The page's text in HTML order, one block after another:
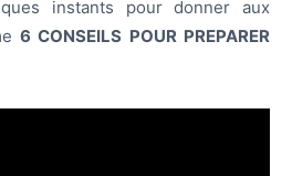
instants pour donner aux
6 CONSEILS POUR PREPARER